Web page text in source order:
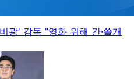
광' 감독 "영화 위해 간·쓸개